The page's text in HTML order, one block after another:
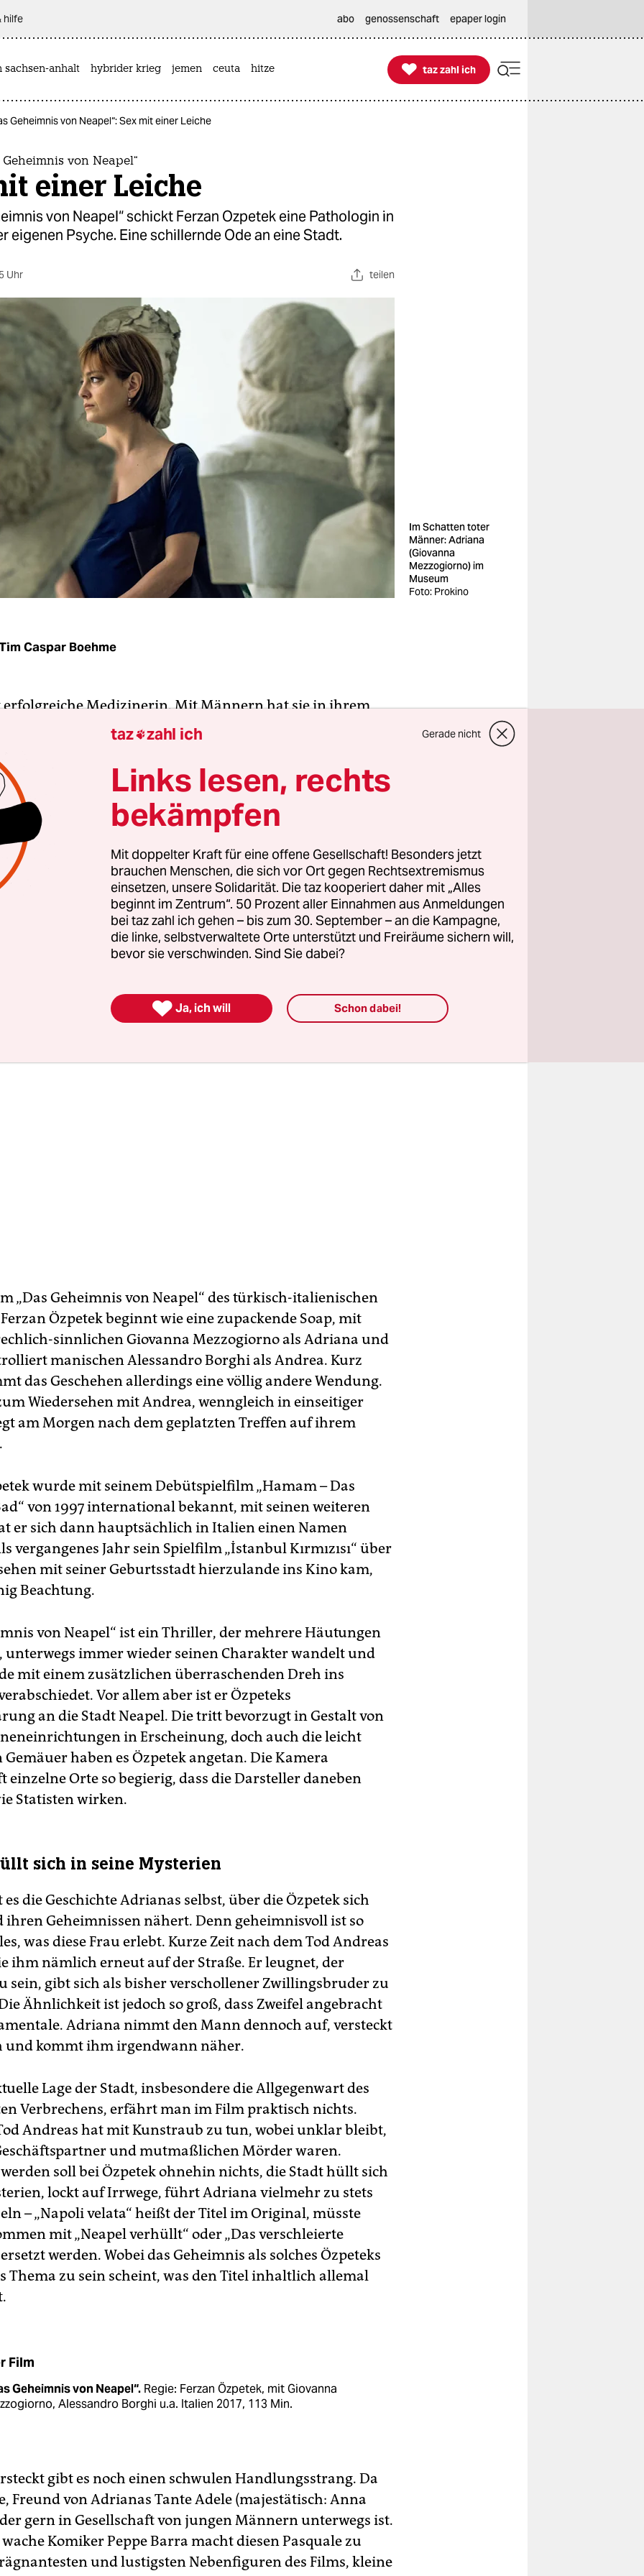
hilfe abo genossenschaft epaper login
sachsen-anhalt hybrider krieg jemen ceuta hitze 
taz zahl ich
taz zahl ich
Geheimnis von Neapel“: Sex mit einer Leiche
von Neapel“
einer Leiche
von Neapel“ schickt Ferzan Ozpetek eine Pathologin in
eigenen Psyche. Eine schillernde Ode an eine Stadt.
Uhr teilen
Im Schatten toter
Männer: Adriana
(Giovanna
Mezzogiorno) im
Museum
Foto: Prokino
Caspar Boehme
Medizinerin. Mit Männern hat sie in ihrem
neue Begegnungen. Da sie als Pathologin arbeitet, sind
von ihnen jedoch schon tot. Ansonsten ist sie Single. Auf
bei Freunden trifft sie eines Nachts einen jüngeren
Mann, Andrea, der sich ebenso wie sie interessiert
lange um den heißen Brei herumredet: „Wir werden die
verbringen“, verkündet er der erstaunten Adriana.
es.
fallen wenig später in Adrianas Wohnung übereinander her
direkten, einen beim Zusehen in ihrer Körperlichkeit
Szene, die immer haarscharf am Expliziten vorbei
Man versteht sich anscheinend auf Anhieb, auch am
hin. Andrea kommt nicht. Sie ist enttäuscht.
„Das Geheimnis von Neapel“ des türkisch-italienischen
Özpetek beginnt wie eine zupackende Soap, mit
sinnlichen Giovanna Mezzogiorno als Adriana und
manischen Alessandro Borghi als Andrea. Kurz
das Geschehen allerdings eine völlig andere Wendung.
Wiedersehen mit Andrea, wenngleich in einseitiger
am Morgen nach dem geplatzten Treffen auf ihrem
wurde mit seinem Debütspielfilm „Hamam – Das
von 1997 international bekannt, mit seinen weiteren
er sich dann hauptsächlich in Italien einen Namen
vergangenes Jahr sein Spielfilm „İstanbul Kırmızısı“ über
mit seiner Geburtsstadt hierzulande ins Kino kam,
Beachtung.
von Neapel“ ist ein Thriller, der mehrere Häutungen
immer wieder seinen Charakter wandelt und
mit einem zusätzlichen überraschenden Dreh ins
Vor allem aber ist er Özpeteks
an die Stadt Neapel. Die tritt bevorzugt in Gestalt von
in Erscheinung, doch auch die leicht
haben es Özpetek angetan. Die Kamera
einzelne Orte so begierig, dass die Darsteller daneben
Statisten wirken.
sich in seine Mysterien
die Geschichte Adrianas selbst, über die Özpetek sich
ihren Geheimnissen nähert. Denn geheimnisvoll ist so
was diese Frau erlebt. Kurze Zeit nach dem Tod Andreas
ihm nämlich erneut auf der Straße. Er leugnet, der
sein, gibt sich als bisher verschollener Zwillingsbruder zu
Ähnlichkeit ist jedoch so groß, dass Zweifel angebracht
Adriana nimmt den Mann dennoch auf, versteckt
und kommt ihm irgendwann näher.
Lage der Stadt, insbesondere die Allgegenwart des
Verbrechens, erfährt man im Film praktisch nichts.
Andreas hat mit Kunstraub zu tun, wobei unklar bleibt,
und mutmaßlichen Mörder waren.
soll bei Özpetek ohnehin nichts, die Stadt hüllt sich
lockt auf Irrwege, führt Adriana vielmehr zu stets
– „Napoli velata“ heißt der Titel im Original, müsste
mit „Neapel verhüllt“ oder „Das verschleierte
werden. Wobei das Geheimnis als solches Özpeteks
Thema zu sein scheint, was den Titel inhaltlich allemal
Film
Geheimnis von Neapel“.Regie: Ferzan Özpetek, mit Giovanna
Alessandro Borghi u.a. Italien 2017, 113 Min.
gibt es noch einen schwulen Handlungsstrang. Da
Freund von Adrianas Tante Adele (majestätisch: Anna
gern in Gesellschaft von jungen Männern unterwegs ist.
Komiker Peppe Barra macht diesen Pasquale zu
und lustigsten Nebenfiguren des Films, kleine
taz zahl ich Gerade nicht
Links lesen, rechts
bekämpfen
Mit doppelter Kraft für eine offene Gesellschaft! Besonders jetzt
brauchen Menschen, die sich vor Ort gegen Rechtsextremismus
einsetzen, unsere Solidarität. Die taz kooperiert daher mit „Alles
beginnt im Zentrum“. 50 Prozent aller Einnahmen aus Anmeldungen
bei taz zahl ich gehen – bis zum 30. September – an die Kampagne,
die linke, selbstverwaltete Orte unterstützt und Freiräume sichern will,
bevor sie verschwinden. Sind Sie dabei?
 Ja, ich will Schon dabei!